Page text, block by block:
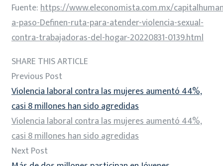
Fuente:https://www.eleconomista.com.mx/
a-paso-Definen-ruta-para-atender-violencia-sexual-
contra-trabajadoras-del-hogar-20220831-0139.html
SHARE THIS ARTICLE
Previous Post
Violencia laboral contra las mujeres aumentó 44%,
casi 8 millones han sido agredidas
Violencia laboral contra las mujeres aumentó 44%,
casi 8 millones han sido agredidas
Next Post